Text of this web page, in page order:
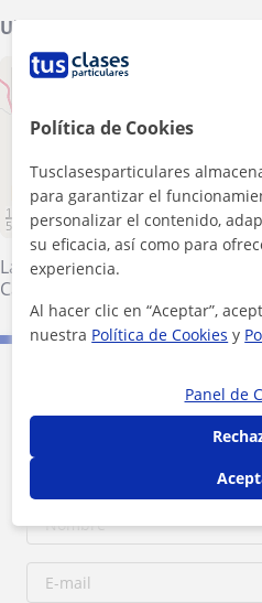
Ubicación de mis clases
+ −
10 km
5 mi
La Línea de la Concepción
Casares
Contacta con Marilia
Política de Cookies
Tusclasesparticulares
para garantizar el
personalizar el contenido,
su eficacia, así como para
experiencia.
Al hacer clic en “Aceptar”,
nuestra Política de Cookies y
Panel de